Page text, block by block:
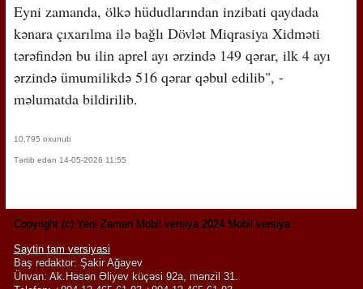
Eyni zamanda, ölkə hüdudlarından inzibati qaydada
kənara çıxarılma ilə bağlı Dövlət Miqrasiya Xidməti
tərəfindən bu ilin aprel ayı ərzində 149 qərar, ilk 4 ayı
ərzində ümumilikdə 516 qərar qəbul edilib", -
məlumatda bildirilib.
10,795 oxunub
Tərtib edən 14-05-2026 11:55
Copyright (c) Yeni Zaman Mobil versiya 2024 Mobil versiya
Saytin tam versiyasi
Baş redaktor: Şakir Ağayev
Ünvan: Ak.Həsən Əliyev küçəsi 92a, mənzil 31.